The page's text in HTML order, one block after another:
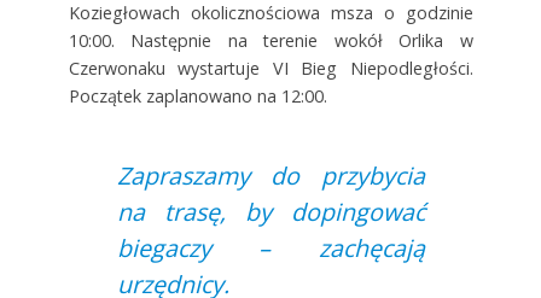
Koziegłowach okolicznościowa msza o godzinie
10:00. Następnie na terenie wokół Orlika w
Czerwonaku wystartuje VI Bieg Niepodległości.
Początek zaplanowano na 12:00.
Zapraszamy do przybycia
na trasę, by dopingować
biegaczy – zachęcają
urzędnicy.